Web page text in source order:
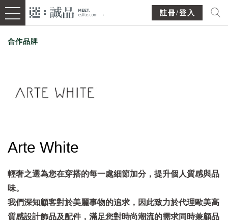
註冊/登入
合作品牌
Arte White
輕奢之選為您在穿搭的每一處細節加分，提升個人質感與品
味。
我們深知顧客對於美麗事物的追求，因此致力於代理歐美高
質感設計飾品及配件，滿足您對時尚潮流的需求同時兼顧品